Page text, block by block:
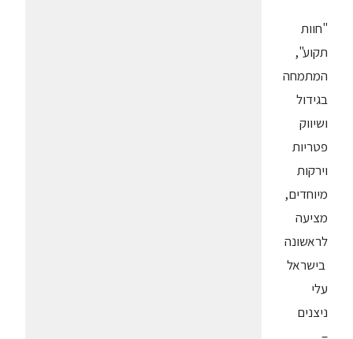
"חוות
תקוע",
המתמחה
בגידול
ושיווק
פטריות
וירקות
מיוחדים,
מציעה
לראשונה
בישראל
עלי
ניצנים